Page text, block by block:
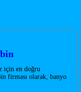
için en doğru
firması olarak, banyo